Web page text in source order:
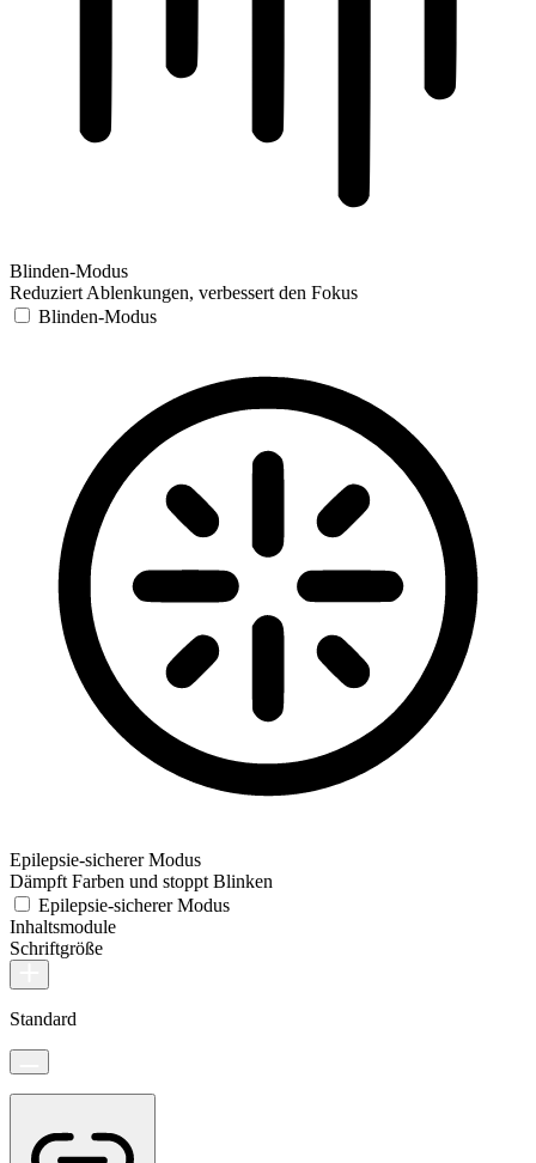
Blinden-Modus
Reduziert Ablenkungen, verbessert den Fokus
Blinden-Modus
Epilepsie-sicherer Modus
Dämpft Farben und stoppt Blinken
Epilepsie-sicherer Modus
Inhaltsmodule
Schriftgröße
Standard